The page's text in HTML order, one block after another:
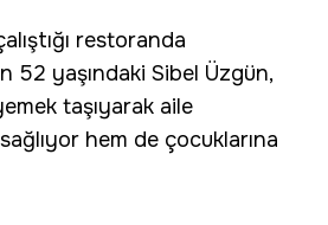
restoranda
52 yaşındaki Sibel Üzgün,
taşıyarak aile
hem de çocuklarına